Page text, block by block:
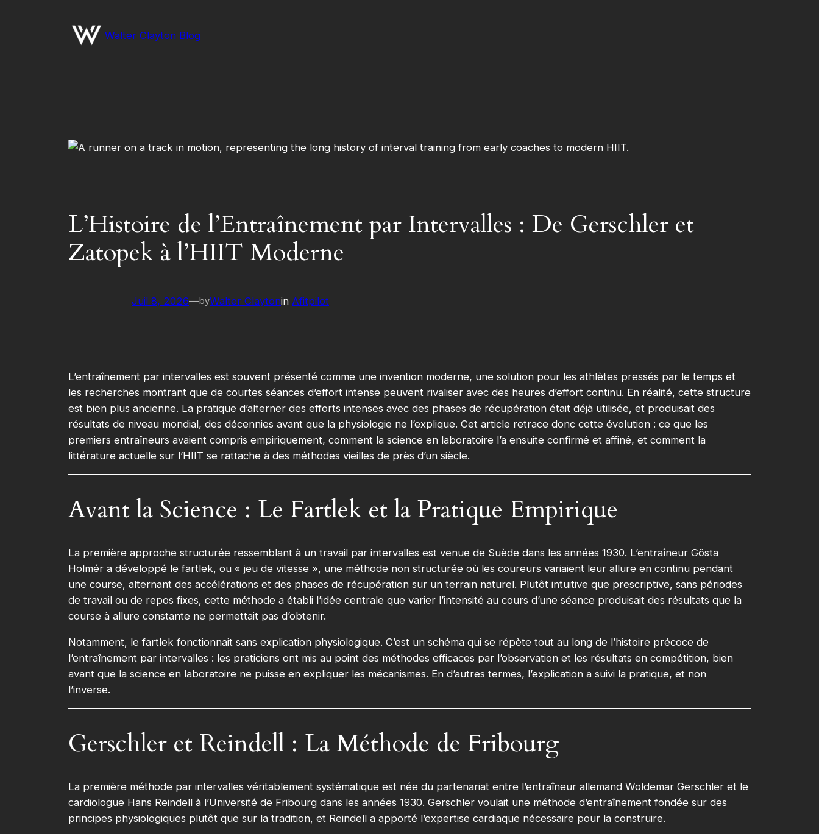
Walter Clayton Blog
L’Histoire de l’Entraînement par Intervalles : De Gerschler et
Zatopek à l’HIIT Moderne
Juil 8, 2026—byWalter Claytonin Afitpilot
L’entraînement par intervalles est souvent présenté comme une invention moderne, une solution pour les athlètes pressés par le temps et
les recherches montrant que de courtes séances d’effort intense peuvent rivaliser avec des heures d’effort continu. En réalité, cette structure
est bien plus ancienne. La pratique d’alterner des efforts intenses avec des phases de récupération était déjà utilisée, et produisait des
résultats de niveau mondial, des décennies avant que la physiologie ne l’explique. Cet article retrace donc cette évolution : ce que les
premiers entraîneurs avaient compris empiriquement, comment la science en laboratoire l’a ensuite confirmé et affiné, et comment la
littérature actuelle sur l’HIIT se rattache à des méthodes vieilles de près d’un siècle.
Avant la Science : Le Fartlek et la Pratique Empirique
La première approche structurée ressemblant à un travail par intervalles est venue de Suède dans les années 1930. L’entraîneur Gösta
Holmér a développé le fartlek, ou « jeu de vitesse », une méthode non structurée où les coureurs variaient leur allure en continu pendant
une course, alternant des accélérations et des phases de récupération sur un terrain naturel. Plutôt intuitive que prescriptive, sans périodes
de travail ou de repos fixes, cette méthode a établi l’idée centrale que varier l’intensité au cours d’une séance produisait des résultats que la
course à allure constante ne permettait pas d’obtenir.
Notamment, le fartlek fonctionnait sans explication physiologique. C’est un schéma qui se répète tout au long de l’histoire précoce de
l’entraînement par intervalles : les praticiens ont mis au point des méthodes efficaces par l’observation et les résultats en compétition, bien
avant que la science en laboratoire ne puisse en expliquer les mécanismes. En d’autres termes, l’explication a suivi la pratique, et non
l’inverse.
Gerschler et Reindell : La Méthode de Fribourg
La première méthode par intervalles véritablement systématique est née du partenariat entre l’entraîneur allemand Woldemar Gerschler et le
cardiologue Hans Reindell à l’Université de Fribourg dans les années 1930. Gerschler voulait une méthode d’entraînement fondée sur des
principes physiologiques plutôt que sur la tradition, et Reindell a apporté l’expertise cardiaque nécessaire pour la construire.